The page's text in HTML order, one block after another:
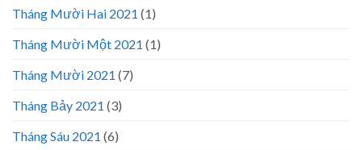
Tháng Mười Hai 2021 (1)
Tháng Mười Một 2021 (1)
Tháng Mười 2021 (7)
Tháng Bảy 2021 (3)
Tháng Sáu 2021 (6)